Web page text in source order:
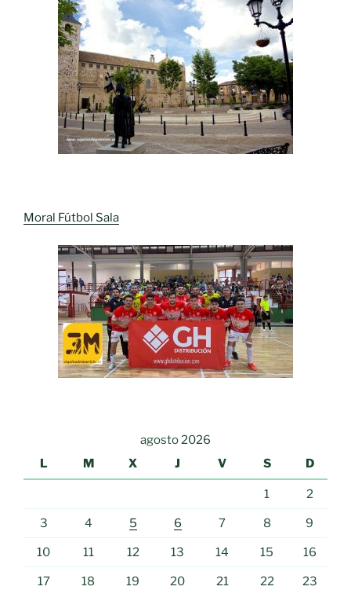
Moral Fútbol Sala
agosto 2026
L
M X J V S D
1 2
3 4 5 6 7 8 9
10 11 12 13 14 15 16
17 18 19 20 21 22 23